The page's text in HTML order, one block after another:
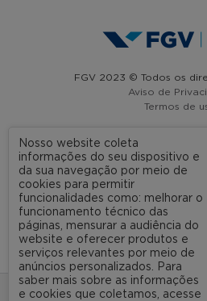
FGV 2023 © Todos os
Aviso de
Termos de
A FGV
Nossas
Dúvidas
Rede
Ouvidoria
Nosso website coleta
informações do seu dispositivo e
da sua navegação por meio de
cookies para permitir
funcionalidades como: melhorar o
funcionamento técnico das
páginas, mensurar a audiência do
website e oferecer produtos e
serviços relevantes por meio de
anúncios personalizados. Para
saber mais sobre as informações
e cookies que coletamos, acesse